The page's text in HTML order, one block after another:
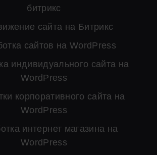
битрикс
сайта на Битрикс
сайтов на WordPress
индивидуального сайта на
WordPress
корпоративного сайта на
WordPress
интернет магазина на
WordPress